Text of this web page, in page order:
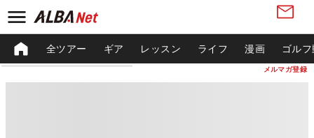
メルマガ登録
全ツアー ギア レッスン ライフ 漫画 ゴル